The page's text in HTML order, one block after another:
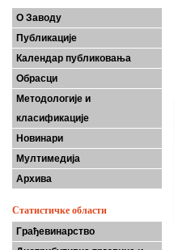
О Заводу
Публикације
Календар публиковања
Обрасци
Методологије и
класификације
Новинари
Мултимедија
Архива
Статистичке области
Грађевинарство